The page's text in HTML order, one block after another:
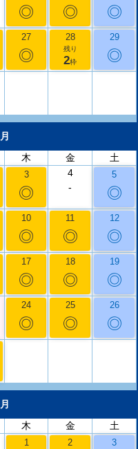
◎ ◎ ◎
27
◎
28
残り
2枠
29
◎
木 金 土
3
◎
4
-
5
◎
10
◎
11
◎
12
◎
17
◎
18
◎
19
◎
24
◎
25
◎
26
◎
木 金 土
1 2 3